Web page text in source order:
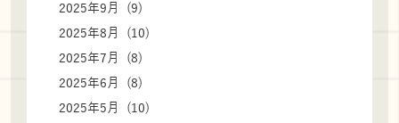
2025年9月 (9)
2025年8月 (10)
2025年7月 (8)
2025年6月 (8)
2025年5月 (10)